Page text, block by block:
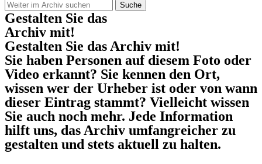
Suche
Gestalten Sie das
Archiv mit!
Gestalten Sie das Archiv mit!
Sie haben Personen auf diesem Foto oder
Video erkannt? Sie kennen den Ort,
wissen wer der Urheber ist oder von wann
dieser Eintrag stammt? Vielleicht wissen
Sie auch noch mehr. Jede Information
hilft uns, das Archiv umfangreicher zu
gestalten und stets aktuell zu halten.